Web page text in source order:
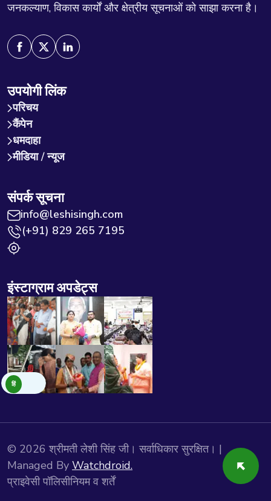
जनकल्याण, विकास कार्यों और क्षेत्रीय सूचनाओं को साझा करना है।
उपयोगी लिंक
परिचय
कैंपेन
धमदाहा
मीडिया / न्यूज
संपर्क सूचना
info@leshisingh.com
(+91) 829 265 7195
इंस्टाग्राम अपडेट्स
© 2026 श्रीमती लेशी सिंह जी। सर्वाधिकार सुरक्षित। |
Managed By Watchdroid.
प्राइवेसी पॉलिसीनियम व शर्तें